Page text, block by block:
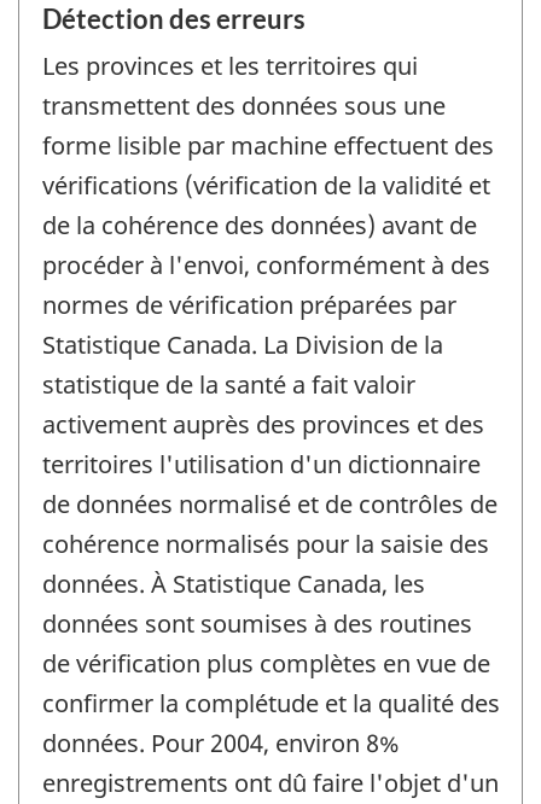
Détection des erreurs
Les provinces et les territoires qui
transmettent des données sous une
forme lisible par machine effectuent des
vérifications (vérification de la validité et
de la cohérence des données) avant de
procéder à l'envoi, conformément à des
normes de vérification préparées par
Statistique Canada. La Division de la
statistique de la santé a fait valoir
activement auprès des provinces et des
territoires l'utilisation d'un dictionnaire
de données normalisé et de contrôles de
cohérence normalisés pour la saisie des
données. À Statistique Canada, les
données sont soumises à des routines
de vérification plus complètes en vue de
confirmer la complétude et la qualité des
données. Pour 2004, environ 8%
enregistrements ont dû faire l'objet d'un